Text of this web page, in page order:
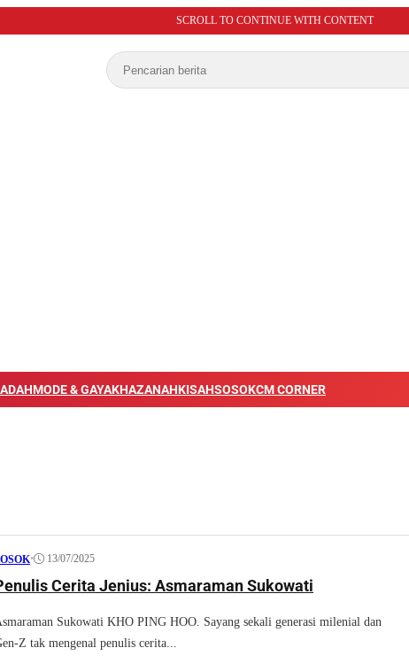
SCROLL TO CONTINUE WITH CONTENT
MODE & GAYAKHAZANAHKISAHSOSOKCM CORNER
• 13/07/2025
Cerita Jenius: Asmaraman Sukowati
Sukowati KHO PING HOO. Sayang sekali generasi milenial dan
Z tak mengenal penulis cerita...